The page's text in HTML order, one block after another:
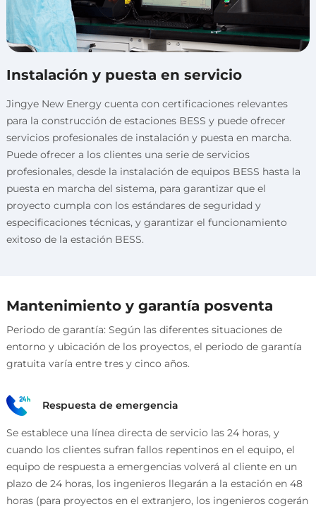
Instalación y puesta en servicio
Jingye New Energy cuenta con certificaciones relevantes
para la construcción de estaciones BESS y puede ofrecer
servicios profesionales de instalación y puesta en marcha.
Puede ofrecer a los clientes una serie de servicios
profesionales, desde la instalación de equipos BESS hasta la
puesta en marcha del sistema, para garantizar que el
proyecto cumpla con los estándares de seguridad y
especificaciones técnicas, y garantizar el funcionamiento
exitoso de la estación BESS.
Mantenimiento y garantía posventa
Periodo de garantía: Según las diferentes situaciones de
entorno y ubicación de los proyectos, el periodo de garantía
gratuita varía entre tres y cinco años.
Respuesta de emergencia
Se establece una línea directa de servicio las 24 horas, y
cuando los clientes sufran fallos repentinos en el equipo, el
equipo de respuesta a emergencias volverá al cliente en un
plazo de 24 horas, los ingenieros llegarán a la estación en 48
horas (para proyectos en el extranjero, los ingenieros cogerán